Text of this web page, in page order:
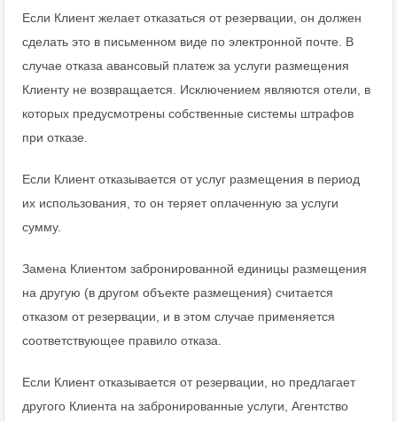
Если Клиент желает отказаться от резервации, он должен
сделать это в письменном виде по электронной почте. В
случае отказа авансовый платеж за услуги размещения
Клиенту не возвращается. Исключением являются отели, в
которых предусмотрены собственные системы штрафов
при отказе.
Если Клиент отказывается от услуг размещения в период
их использования, то он теряет оплаченную за услуги
сумму.
Замена Клиентом забронированной единицы размещения
на другую (в другом объекте размещения) считается
отказом от резервации, и в этом случае применяется
соответствующее правило отказа.
Если Клиент отказывается от резервации, но предлагает
другого Клиента на забронированные услуги, Агентство